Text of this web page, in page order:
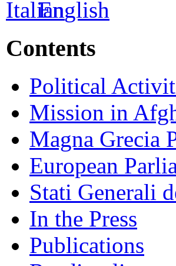
Contents
Political
Mission in
Magna Grecia
European
Stati Generali
In the Press
Publications